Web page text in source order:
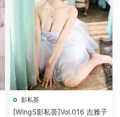
影私荟
[WingS影私荟]Vol.016 吉雅子